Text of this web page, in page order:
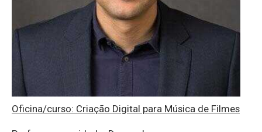
Oficina/curso: Criação Digital para Música de Filmes